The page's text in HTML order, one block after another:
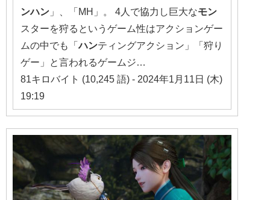
ンハン 」、「MH」。 4人で協力し巨大なモン
スターを狩るというゲーム性はアクションゲー
ムの中でも「 ハンティングアクション」「狩り
ゲー」と言われるゲームジ…
81キロバイト (10,245 語) - 2024年1月11日 (木)
19:19